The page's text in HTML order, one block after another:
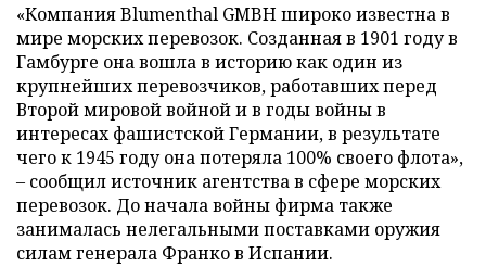
«Компания Blumenthal GMBH широко известна в
мире морских перевозок. Созданная в 1901 году в
Гамбурге она вошла в историю как один из
крупнейших перевозчиков, работавших перед
Второй мировой войной и в годы войны в
интересах фашистской Германии, в результате
чего к 1945 году она потеряла 100% своего флота»,
– сообщил источник агентства в сфере морских
перевозок. До начала войны фирма также
занималась нелегальными поставками оружия
силам генерала Франко в Испании.